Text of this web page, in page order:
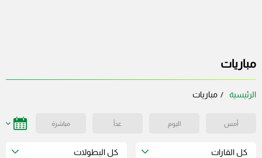
مباريات
الرئيسية مباريات
أمس اليوم غداً مباشرة
كل القارات كل البطولات